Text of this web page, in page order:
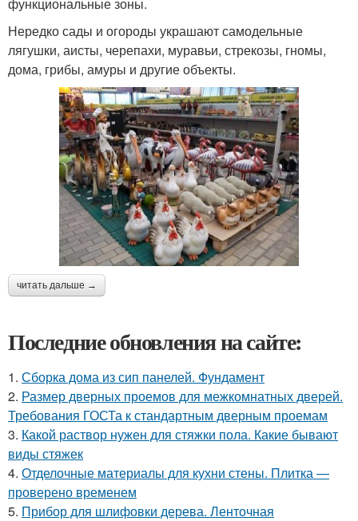
функциональные зоны.
Нередко сады и огороды украшают самодельные
лягушки, аисты, черепахи, муравьи, стрекозы, гномы,
дома, грибы, амуры и другие объекты.
читать дальше →
Последние обновления на сайте:
1. Сборка дома из сип панелей. Фундамент
2. Размер дверных проемов для межкомнатных дверей.
Требования ГОСТа к стандартным дверным проемам
3. Какой раствор нужен для стяжки пола. Какие бывают
виды стяжек
4. Отделочные материалы для кухни стены. Плитка —
проверено временем
5. Прибор для шлифовки дерева. Ленточная